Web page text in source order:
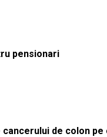
pensionari
cancerului de colon